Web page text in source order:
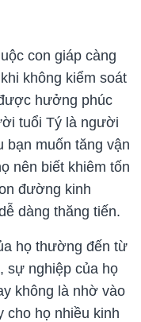
con giáp càng
không kiểm soát
hưởng phúc
tuổi Tý là người
bạn muốn tăng vận
nên biết khiêm tốn
đường kinh
dàng thăng tiến.
họ thường đến từ
sự nghiệp của họ
không là nhờ vào
cho họ nhiều kinh